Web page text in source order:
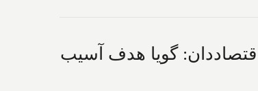
اقتصاددان: گویا هدف آسیب